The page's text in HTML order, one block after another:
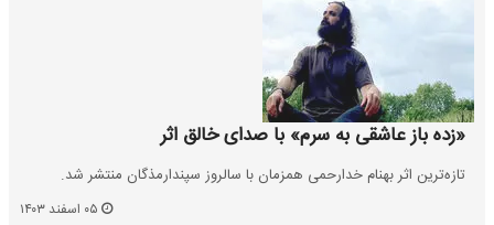
«زده باز عاشقی به سرم» با صدای خالق اثر
تازه‌ترین اثر بهنام خدارحمی همزمان با سالروز سپندارمذگان منتشر شد.